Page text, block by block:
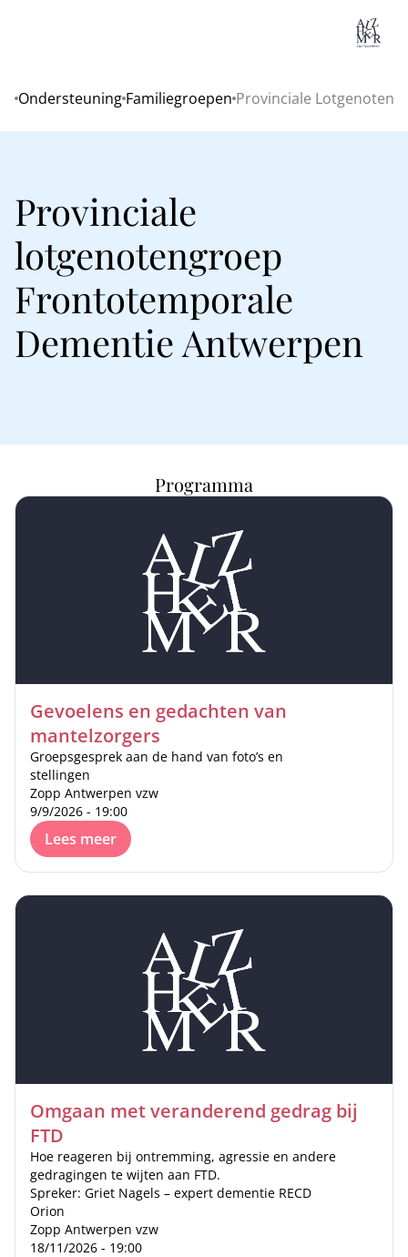
Home
Ondersteuning Familiegroepen Provinciale
Provinciale
lotgenotengroep
Frontotemporale
Dementie Antwerpen
Programma
Gevoelens en gedachten van
mantelzorgers
Groepsgesprek aan de hand van foto’s en
stellingen
Zopp Antwerpen vzw
9/9/2026 - 19:00
Lees meer
Omgaan met veranderend gedrag bij
FTD
Hoe reageren bij ontremming, agressie en andere
gedragingen te wijten aan FTD.
Spreker: Griet Nagels – expert dementie RECD
Orion
Zopp Antwerpen vzw
18/11/2026 - 19:00